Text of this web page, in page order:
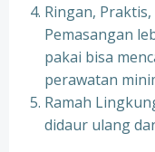
Ringan,
Pemasangan
pakai bisa
perawatan
Ramah
didaur ulang